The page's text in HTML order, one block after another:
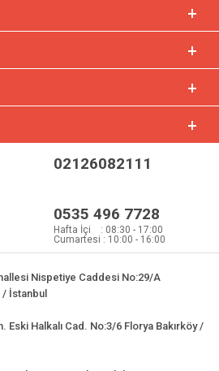
02126082111
0535 496 7728
Hafta İçi : 08:30 - 17:00
Cumartesi : 10:00 - 16:00
Nispetiye Caddesi No:29/A
/ İstanbul
Eski Halkalı Cad. No:3/6 Florya Bakırköy /